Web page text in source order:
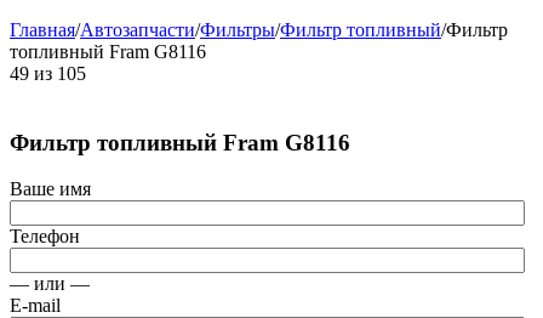
Главная/Автозапчасти/Фильтры/Фильтр топливный/Фильтр
топливный Fram G8116
49 из 105
Фильтр топливный Fram G8116
Ваше имя
Телефон
— или —
E-mail